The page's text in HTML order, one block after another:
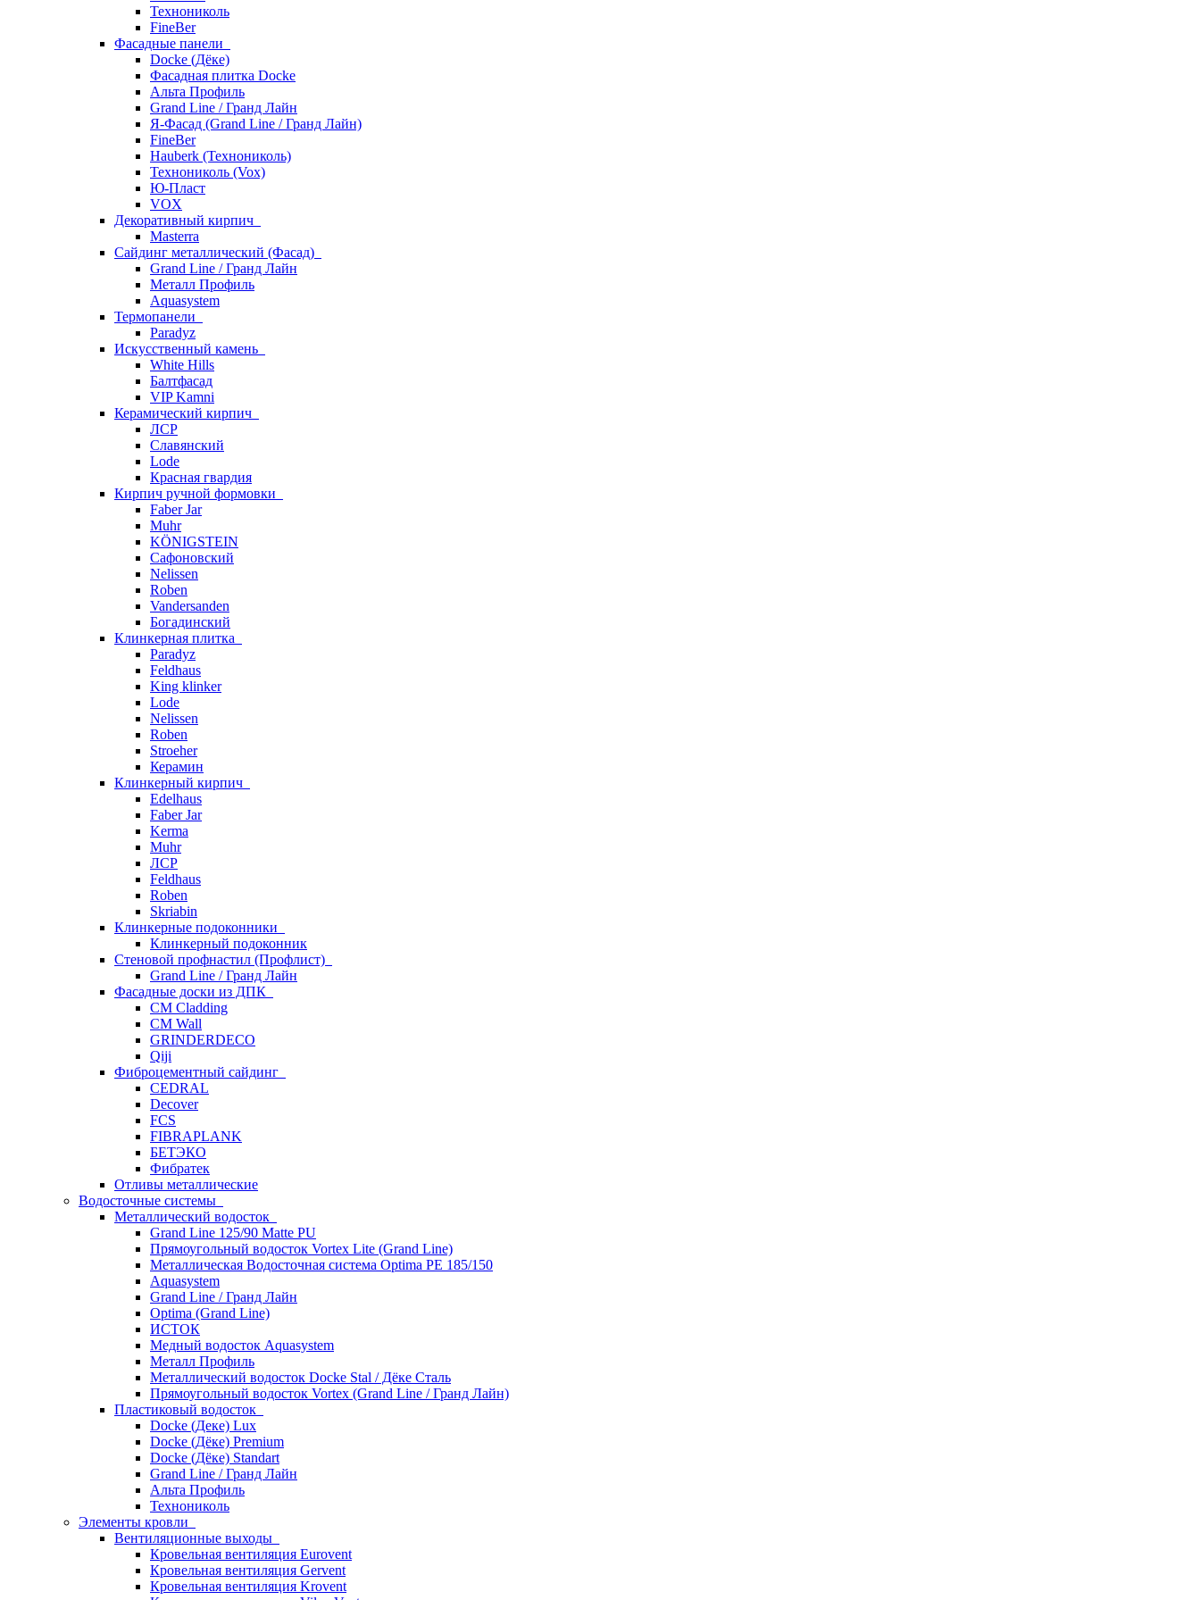
Технониколь
FineBer
Фасадные панели
Docke (Дёке)
Фасадная плитка Docke
Альта Профиль
Grand Line / Гранд Лайн
Я-Фасад (Grand Line / Гранд Лайн)
FineBer
Hauberk (Технониколь)
Технониколь (Vox)
Ю-Пласт
VOX
Декоративный кирпич
Masterra
Сайдинг металлический (Фасад)
Grand Line / Гранд Лайн
Металл Профиль
Aquasystem
Термопанели
Paradyz
Искусственный камень
White Hills
Балтфасад
VIP Kamni
Керамический кирпич
ЛСР
Славянский
Lode
Красная гвардия
Кирпич ручной формовки
Faber Jar
Muhr
KÖNIGSTEIN
Сафоновский
Nelissen
Roben
Vandersanden
Богадинский
Клинкерная плитка
Paradyz
Feldhaus
King klinker
Lode
Nelissen
Roben
Stroeher
Керамин
Клинкерный кирпич
Edelhaus
Faber Jar
Kerma
Muhr
ЛСР
Feldhaus
Roben
Skriabin
Клинкерные подоконники
Клинкерный подоконник
Стеновой профнастил (Профлист)
Grand Line / Гранд Лайн
Фасадные доски из ДПК
CM Cladding
CM Wall
GRINDERDECO
Qiji
Фиброцементный сайдинг
CEDRAL
Decover
FCS
FIBRAPLANK
БЕТЭКО
Фибратек
Отливы металлические
Водосточные системы
Металлический водосток
Grand Line 125/90 Matte PU
Прямоугольный водосток Vortex Lite (Grand Line)
Металлическая Водосточная система Optima PE 185/150
Aquasystem
Grand Line / Гранд Лайн
Optima (Grand Line)
ИСТОК
Медный водосток Aquasystem
Металл Профиль
Металлический водосток Docke Stal / Дёке Сталь
Прямоугольный водосток Vortex (Grand Line / Гранд Лайн)
Пластиковый водосток
Docke (Деке) Lux
Docke (Дёке) Premium
Docke (Дёке) Standart
Grand Line / Гранд Лайн
Альта Профиль
Технониколь
Элементы кровли
Вентиляционные выходы
Кровельная вентиляция Eurovent
Кровельная вентиляция Gervent
Кровельная вентиляция Krovent